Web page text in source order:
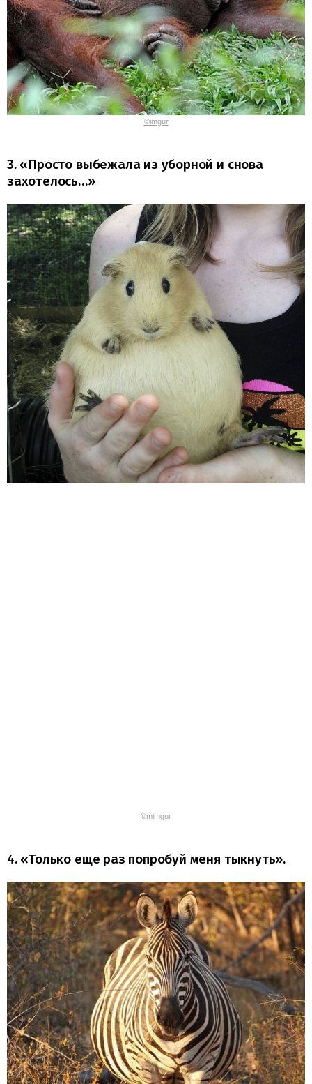
©imgur
3. «Просто выбежала из уборной и снова
захотелось…»
©mimgur
4. «Только еще раз попробуй меня тыкнуть».